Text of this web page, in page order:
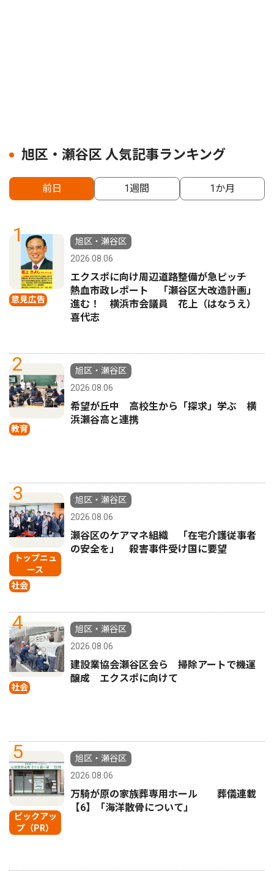
旭区・瀬谷区 人気記事ランキング
前日 1週間 1か月
1
意見広告
旭区・瀬谷区
2026.08.06
エクスポに向け周辺道路整備が急ピッチ
熱血市政レポート 「瀬谷区大改造計画」
進む！ 横浜市会議員 花上（はなうえ）
喜代志
2
教育
旭区・瀬谷区
2026.08.06
希望が丘中 高校生から「探求」学ぶ 横
浜瀬谷高と連携
3
トップニュ
ース
社会
旭区・瀬谷区
2026.08.06
瀬谷区のケアマネ組織 「在宅介護従事者
の安全を」 殺害事件受け国に要望
4
社会
旭区・瀬谷区
2026.08.06
建設業協会瀬谷区会ら 掃除アートで機運
醸成 エクスポに向けて
5
ピックアッ
プ（PR）
旭区・瀬谷区
2026.08.06
万騎が原の家族葬専用ホール 葬儀連載
【6】「海洋散骨について」